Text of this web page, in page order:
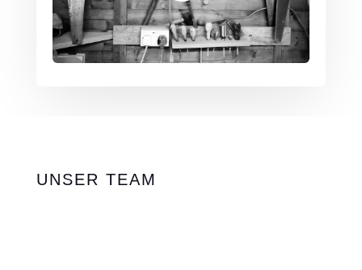
YouTube immer entsperren
UNSER TEAM